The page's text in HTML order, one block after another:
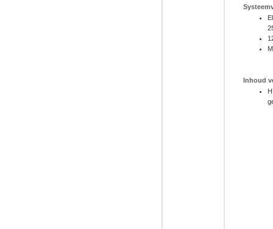
Inhoud